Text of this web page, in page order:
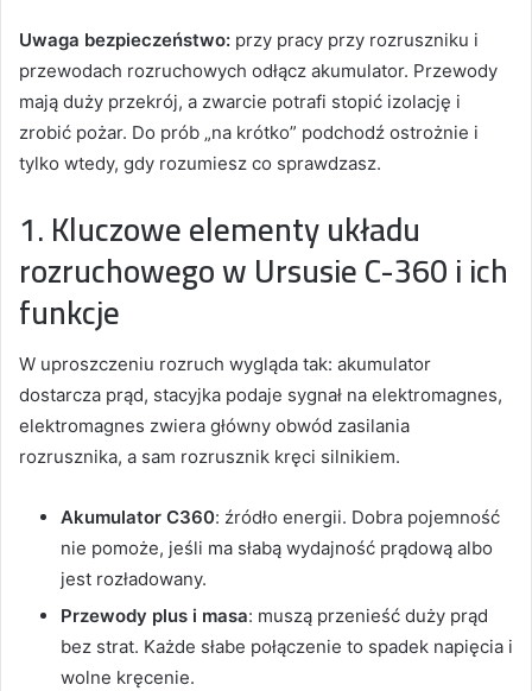
Uwaga bezpieczeństwo: przy pracy przy rozruszniku i
przewodach rozruchowych odłącz akumulator. Przewody
mają duży przekrój, a zwarcie potrafi stopić izolację i
zrobić pożar. Do prób „na krótko” podchodź ostrożnie i
tylko wtedy, gdy rozumiesz co sprawdzasz.
1. Kluczowe elementy układu
rozruchowego w Ursusie C-360 i ich
funkcje
W uproszczeniu rozruch wygląda tak: akumulator
dostarcza prąd, stacyjka podaje sygnał na elektromagnes,
elektromagnes zwiera główny obwód zasilania
rozrusznika, a sam rozrusznik kręci silnikiem.
Akumulator C360: źródło energii. Dobra pojemność
nie pomoże, jeśli ma słabą wydajność prądową albo
jest rozładowany.
Przewody plus i masa: muszą przenieść duży prąd
bez strat. Każde słabe połączenie to spadek napięcia i
wolne kręcenie.